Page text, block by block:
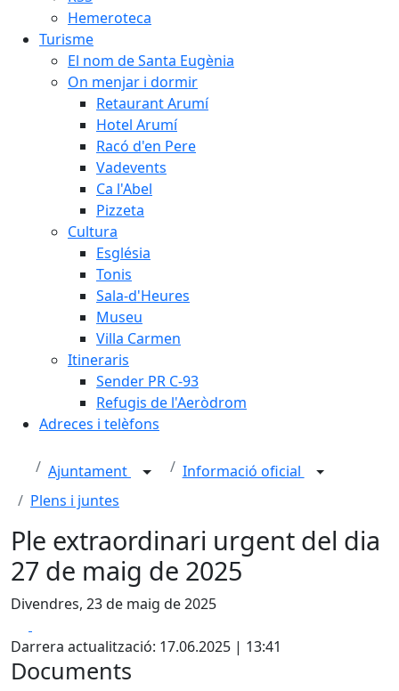
Hemeroteca
Turisme
El nom de Santa Eugènia
On menjar i dormir
Retaurant Arumí
Hotel Arumí
Racó d'en Pere
Vadevents
Ca l'Abel
Pizzeta
Cultura
Església
Tonis
Sala-d'Heures
Museu
Villa Carmen
Itineraris
Sender PR C-93
Refugis de l'Aeròdrom
Adreces i telèfons
Ajuntament
Informació oficial
Plens i juntes
Ple extraordinari urgent del dia
27 de maig de 2025
Divendres, 23 de maig de 2025
Darrera actualització: 17.06.2025 | 13:41
Documents